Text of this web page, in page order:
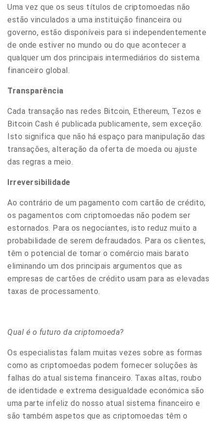
Uma vez que os seus títulos de criptomoedas não
estão vinculados a uma instituição financeira ou
governo, estão disponíveis para si independentemente
de onde estiver no mundo ou do que acontecer a
qualquer um dos principais intermediários do sistema
financeiro global.
Transparência
Cada transação nas redes Bitcoin, Ethereum, Tezos e
Bitcoin Cash é publicada publicamente, sem exceção.
Isto significa que não há espaço para manipulação das
transações, alteração da oferta de moeda ou ajuste
das regras a meio.
Irreversibilidade
Ao contrário de um pagamento com cartão de crédito,
os pagamentos com criptomoedas não podem ser
estornados. Para os negociantes, isto reduz muito a
probabilidade de serem defraudados. Para os clientes,
têm o potencial de tornar o comércio mais barato
eliminando um dos principais argumentos que as
empresas de cartões de crédito usam para as elevadas
taxas de processamento.
Qual é o futuro da criptomoeda?
Os especialistas falam muitas vezes sobre as formas
como as criptomoedas podem fornecer soluções às
falhas do atual sistema financeiro. Taxas altas, roubo
de identidade e extrema desigualdade económica são
uma parte infeliz do nosso atual sistema financeiro e
são também aspetos que as criptomoedas têm o